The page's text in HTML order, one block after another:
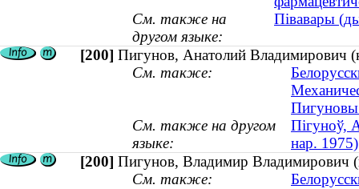
См. также на
другом языке:
Півавары
[200] Пигунов, Анатолий Владимирович
См. также:
Пигуновы
См. также на другом
языке:
Пігуноў,
нар. 1975)
[200] Пигунов, Владимир Владимирович
См. также: